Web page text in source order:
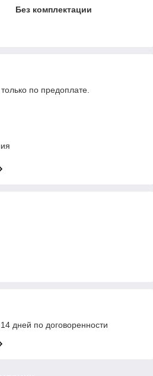
Без комплектации
по предоплате.
дней по договоренности